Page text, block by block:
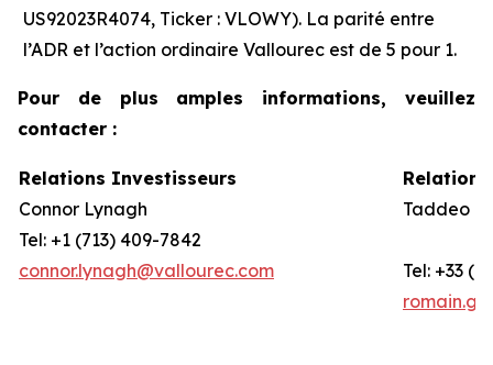
US92023R4074, Ticker : VLOWY). La parité entre
l’ADR et l’action ordinaire Vallourec est de 5 pour 1.
Pour de plus amples informations, veuillez
contacter :
Relations Investisseurs
Connor Lynagh
Tel: +1 (713) 409-7842
connor.lynagh@vallourec.com
Relations
Taddeo -
Tel: +33